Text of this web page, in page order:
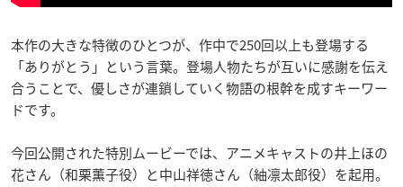
本作の大きな特徴のひとつが、作中で250回以上も登場する
「ありがとう」という言葉。登場人物たちが互いに感謝を伝え
合うことで、優しさが連鎖していく物語の根幹を成すキーワー
ドです。
今回公開された特別ムービーでは、アニメキャストの井上ほの
花さん（和栗薫子役）と中山祥徳さん（紬凛太郎役）を起用。